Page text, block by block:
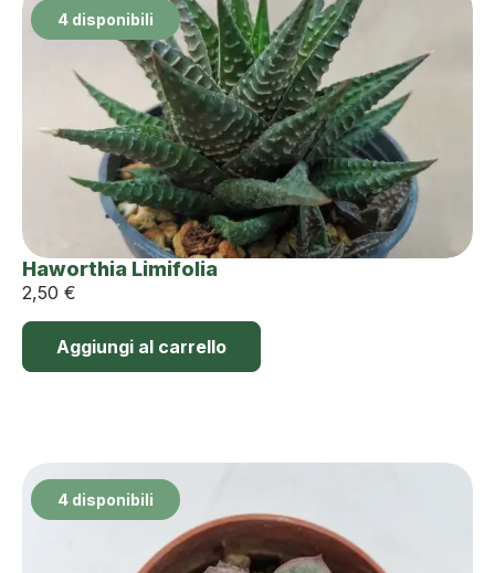
4 disponibili
Haworthia Limifolia
2,50 €
Aggiungi al carrello
4 disponibili